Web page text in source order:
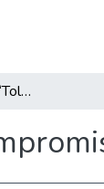
Programa de gobierno “Toledo compromiso de todos” 2024-2027